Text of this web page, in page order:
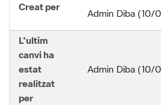
Creat per
Admin Diba (10/
L'ultim
canvi ha
estat
realitzat
per
Admin Diba (10/